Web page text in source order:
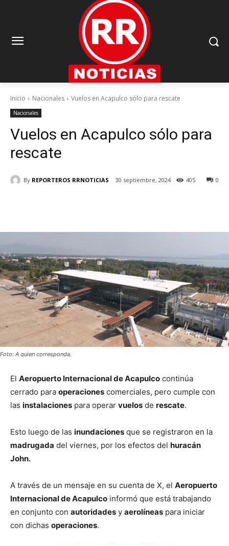
Inicio Nacionales Vuelos en Acapulco sólo para rescate
Nacionales
Vuelos en Acapulco sólo para
rescate
By REPORTEROS RRNOTICIAS 30 septiembre, 2024 0
405
Foto: A quien corresponda.
El Aeropuerto Internacional de Acapulco continúa
cerrado para operaciones comerciales, pero cumple con
las instalaciones para operar vuelos de rescate.
Esto luego de las inundaciones que se registraron en la
madrugada del viernes, por los efectos del huracán
John.
A través de un mensaje en su cuenta de X, el Aeropuerto
Internacional de Acapulco informó que está trabajando
en conjunto con autoridades y aerolíneas para iniciar
con dichas operaciones.